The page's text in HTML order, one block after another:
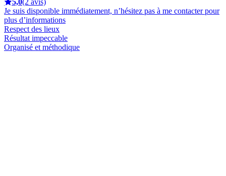
Je suis disponible immédiatement, n’hésitez pas à me contacter pour
plus d’informations
Respect des lieux
Résultat impeccable
Organisé et méthodique